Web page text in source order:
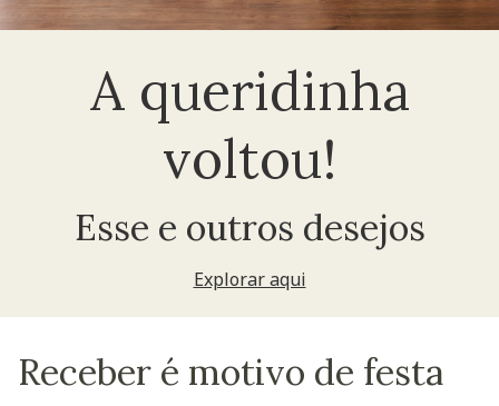
A queridinha
voltou!
Esse e outros desejos
Explorar aqui
Receber é motivo de festa